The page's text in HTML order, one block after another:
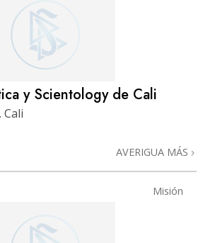
y Scientology de Cali
AVERIGUA MÁS
Misión